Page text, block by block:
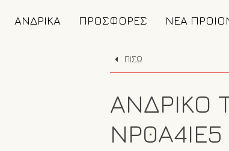
ΑΝΔΡΙΚΑ ΠΡΟΣΦΟΡΕΣ ΝΕΑ
ΠΙΣΩ
ΑΝΔΡΙΚΌ
NP0A4IE5